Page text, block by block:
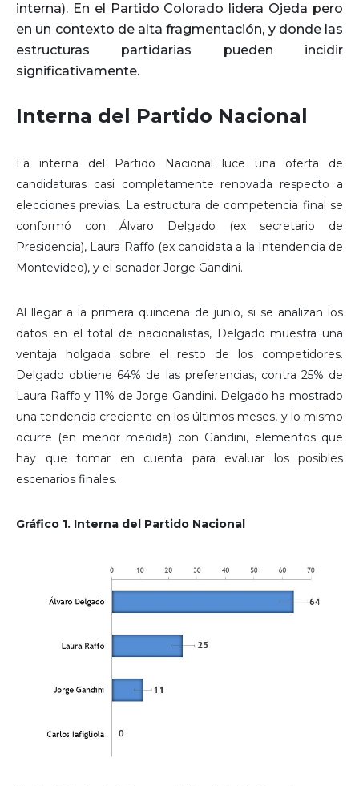
interna). En el Partido Colorado lidera Ojeda pero
en un contexto de alta fragmentación, y donde las
estructuras partidarias pueden incidir
significativamente.
Interna del Partido Nacional
La interna del Partido Nacional luce una oferta de
candidaturas casi completamente renovada respecto a
elecciones previas. La estructura de competencia final se
conformó con Álvaro Delgado (ex secretario de
Presidencia), Laura Raffo (ex candidata a la Intendencia de
Montevideo), y el senador Jorge Gandini.
Al llegar a la primera quincena de junio, si se analizan los
datos en el total de nacionalistas, Delgado muestra una
ventaja holgada sobre el resto de los competidores.
Delgado obtiene 64% de las preferencias, contra 25% de
Laura Raffo y 11% de Jorge Gandini. Delgado ha mostrado
una tendencia creciente en los últimos meses, y lo mismo
ocurre (en menor medida) con Gandini, elementos que
hay que tomar en cuenta para evaluar los posibles
escenarios finales.
Gráfico 1. Interna del Partido Nacional